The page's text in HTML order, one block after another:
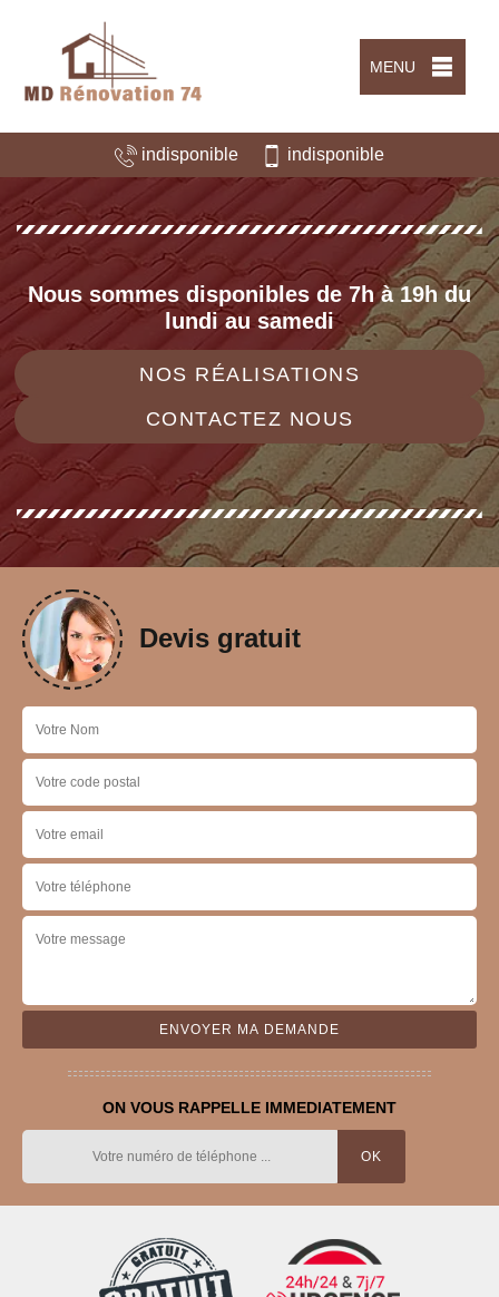
MENU
indisponible indisponible
Nous sommes disponibles de 7h à 19h du
lundi au samedi
NOS RÉALISATIONS
CONTACTEZ NOUS
Devis gratuit
ON VOUS RAPPELLE IMMEDIATEMENT